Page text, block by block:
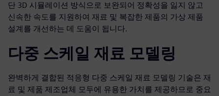
단 3D 시뮬레이션 방식으로 보완되어 정확성을 잃지 않고
신속한 속도를 지원하여 재료 및 복잡한 제품의 가상 제품
설계를 개선하는 데 도움이 됩니다.
다중 스케일 재료 모델링
완벽하게 결합된 적응형 다중 스케일 재료 모델링 기술은 재
료 및 제품 제조업체 모두에 유용한 가치를 제공하므로 중요